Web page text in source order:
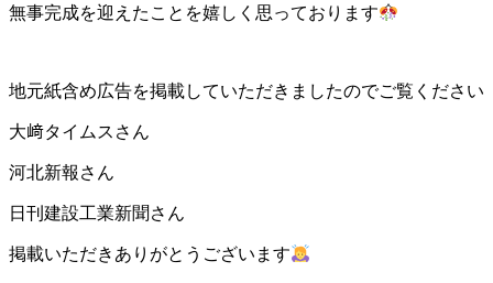
無事完成を迎えたことを嬉しく思っております
地元紙含め広告を掲載していただきましたのでご覧ください
大﨑タイムスさん
河北新報さん
日刊建設工業新聞さん
掲載いただきありがとうございます